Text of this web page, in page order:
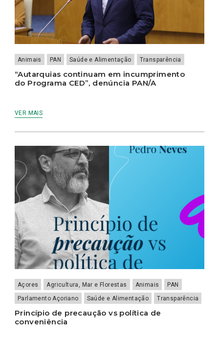
Animais PAN Saúde e Alimentação Transparência
“Autarquias continuam em incumprimento
do Programa CED”, denúncia PAN/A
VER MAIS
Açores Agricultura, Mar e Florestas Animais
PAN
Parlamento Açoriano
Saúde e Alimentação Transparência
Princípio de precaução vs política de
conveniência